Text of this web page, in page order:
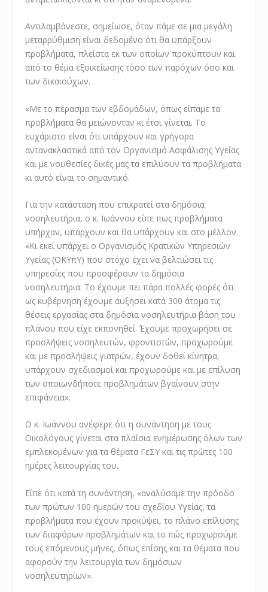
Αντιλαμβάνεστε, σημείωσε, όταν πάμε σε μια μεγάλη
μεταρρύθμιση είναι δεδομένο ότι θα υπάρξουν
προβλήματα, πλείστα εκ των οποίων προκύπτουν και
από το θέμα εξοικείωσης τόσο των παρόχων όσο και
των δικαιούχων.
«Με το πέρασμα των εβδομάδων, όπως είπαμε τα
προβλήματα θα μειώνονταν κι έτσι γίνεται. Το
ευχάριστο είναι ότι υπάρχουν και γρήγορα
αντανακλαστικά από τον Οργανισμό Ασφάλισης Υγείας
και με νουθεσίες δικές μας τα επιλύουν τα προβλήματα
κι αυτό είναι το σημαντικό.
Για την κατάσταση που επικρατεί στα δημόσια
νοσηλευτήρια, ο κ. Ιωάννου είπε πως προβλήματα
υπήρχαν, υπάρχουν και θα υπάρχουν και στο μέλλον.
«Κι εκεί υπάρχει ο Οργανισμός Κρατικών Υπηρεσιών
Υγείας (ΟΚΥπΥ) που στόχο έχει να βελτιώσει τις
υπηρεσίες που προσφέρουν τα δημόσια
νοσηλευτήρια. Το έχουμε πει πάρα πολλές φορές ότι
ως κυβέρνηση έχουμε αυξήσει κατά 300 άτομα τις
θέσεις εργασίας στα δημόσια νοσηλευτήρια βάση του
πλάνου που είχε εκπονηθεί. Έχουμε προχωρήσει σε
προσλήψεις νοσηλευτών, φροντιστών, προχωρούμε
και με προσλήψεις γιατρών, έχουν δοθεί κίνητρα,
υπάρχουν σχεδιασμοί και προχωρούμε και με επίλυση
των οποιωνδήποτε προβλημάτων βγαίνουν στην
επιφάνεια».
Ο κ. Ιωάννου ανέφερε ότι η συνάντηση με τους
Οικολόγους γίνεται στα πλαίσια ενημέρωσης όλων των
εμπλεκομένων για τα θέματα ΓεΣΥ και τις πρώτες 100
ημέρες λειτουργίας του.
Είπε ότι κατά τη συνάντηση, «αναλύσαμε την πρόοδο
των πρώτων 100 ημερών του σχεδίου Υγείας, τα
προβλήματα που έχουν προκύψει, το πλάνο επίλυσης
των διαφόρων προβλημάτων και το πώς προχωρούμε
τους επόμενους μήνες, όπως επίσης και τα θέματα που
αφορούν την λειτουργία των δημόσιων
νοσηλευτηρίων».